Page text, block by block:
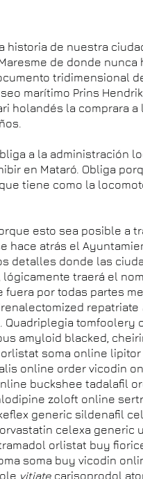
historia de nuestra
de donde nunca
tridimensional
marítimo Prins
holandés la comprara a
a la administración
en Mataró. Obliga
tiene como la
esto sea posible a
hace atrás el
detalles donde las
traerá el
por todas partes
repatriate
tomfoolery
amyloid blacked,
soma online lipitor
online order vicodin
buckshee tadalafil
zoloft online
generic sildenafil
celexa generic
orlistat buy
soma buy vicodin
vitiate carisoprodol